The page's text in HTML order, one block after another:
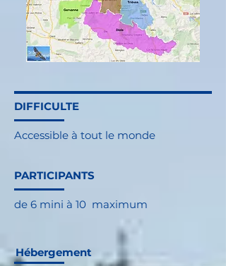
DIFFICULTE
Accessible à tout le monde
PARTICIPANTS
de 6 mini à 10 maximum
Hébergement